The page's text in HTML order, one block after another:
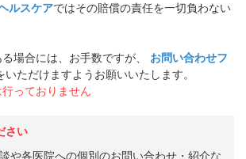
ルスケアではその賠償の責任を一切負わない
場合には、お手数ですが、
お問い合わせフ
いただけますようお願いいたします。
っておりません
さい
や各医院への個別のお問い合わせ・紹介な